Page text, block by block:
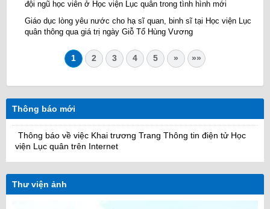
đội ngũ học viên ở Học viện Lục quân trong tình hình mới
Giáo dục lòng yêu nước cho hạ sĩ quan, binh sĩ tại Học viện Lục
quân thông qua giá trị ngày Giỗ Tổ Hùng Vương
1 2 3 4 5 » »»
Thông báo mới
Thông báo về việc Khai trương Trang Thông tin điện tử Học
viện Lục quân trên Internet
Thư viện ảnh